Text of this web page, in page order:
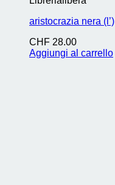
aristocrazia nera (l’)
CHF 28.00
Aggiungi al carrello